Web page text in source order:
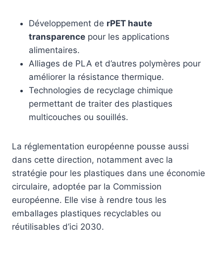
Développement de rPET haute
transparence pour les applications
alimentaires.
Alliages de PLA et d’autres polymères pour
améliorer la résistance thermique.
Technologies de recyclage chimique
permettant de traiter des plastiques
multicouches ou souillés.
La réglementation européenne pousse aussi
dans cette direction, notamment avec la
stratégie pour les plastiques dans une économie
circulaire, adoptée par la Commission
européenne. Elle vise à rendre tous les
emballages plastiques recyclables ou
réutilisables d’ici 2030.